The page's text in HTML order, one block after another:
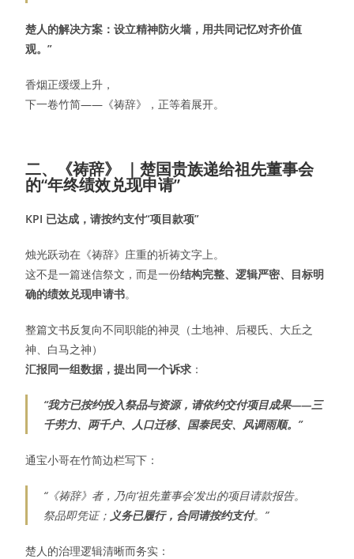
楚人的解决方案：设立精神防火墙，用共同记忆对齐价值
观。”
香烟正缓缓上升，
下一卷竹简——《祷辞》，正等着展开。
二、《祷辞》 ｜楚国贵族递给祖先董事会
的“年终绩效兑现申请”
KPI 已达成，请按约支付“项目款项”
烛光跃动在《祷辞》庄重的祈祷文字上。
这不是一篇迷信祭文，而是一份结构完整、逻辑严密、目标明
确的绩效兑现申请书。
整篇文书反复向不同职能的神灵（土地神、后稷氏、大丘之
神、白马之神）
汇报同一组数据，提出同一个诉求 ：
“我方已按约投入祭品与资源，请依约交付项目成果——三
千劳力、两千户、人口迁移、国泰民安、风调雨顺。”
通宝小哥在竹简边栏写下：
“《祷辞》者，乃向‘祖先董事会’发出的项目请款报告。
祭品即凭证； 义务已履行，合同请按约支付。”
楚人的治理逻辑清晰而务实：